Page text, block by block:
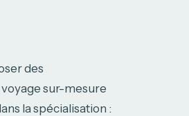
des
sur-mesure
la spécialisation :